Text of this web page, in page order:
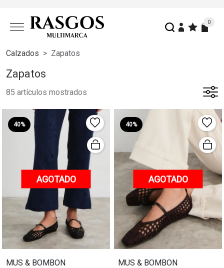
0
Calzados Zapatos
Zapatos
85 artículos mostrados
40%
AGOTADO
MUS & BOMBON
40%
AGOTADO
MUS & BOMBON